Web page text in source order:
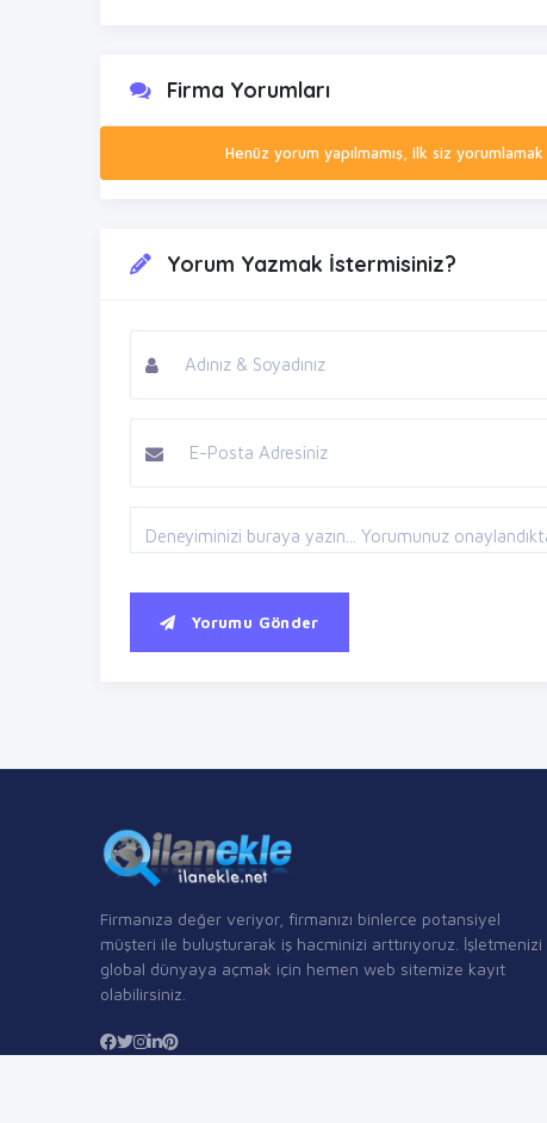
Firma Yorumları
Henüz yorum yapılmamış, ilk siz
Yorum Yazmak İstermisiniz?
Yorumu Gönder
Firmanıza değer veriyor, firmanızı binlerce potansiyel
müşteri ile buluşturarak iş hacminizi arttırıyoruz. İşletmenizi
global dünyaya açmak için hemen web sitemize kayıt
olabilirsiniz.